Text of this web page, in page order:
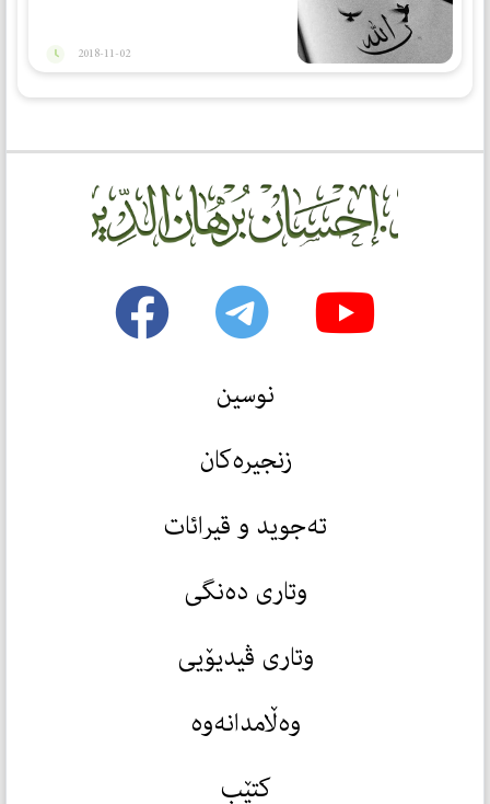
2018-11-02
نوسین
زنجیرەکان
تەجوید و قیرائات
وتاری دەنگی
وتاری ڤیدیۆیی
وەڵامدانەوە
کتێب